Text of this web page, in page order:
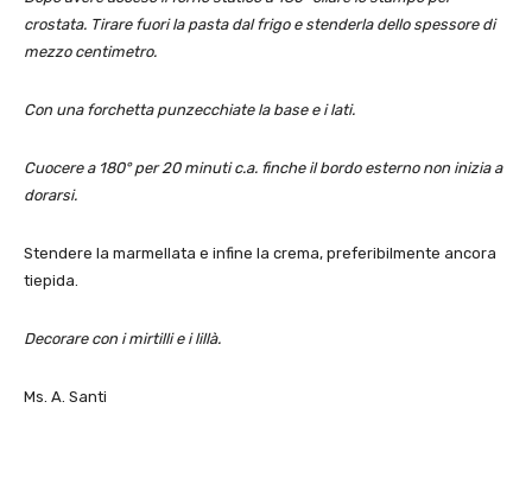
crostata. Tirare fuori la pasta dal frigo e stenderla dello spessore di
mezzo centimetro.
Con una forchetta punzecchiate la base e i lati.
Cuocere a 180° per 20 minuti c.a. finche il bordo esterno non inizia a
dorarsi.
Stendere la marmellata e infine la crema, preferibilmente ancora
tiepida.
Decorare con i mirtilli e i lillà.
Ms. A. Santi